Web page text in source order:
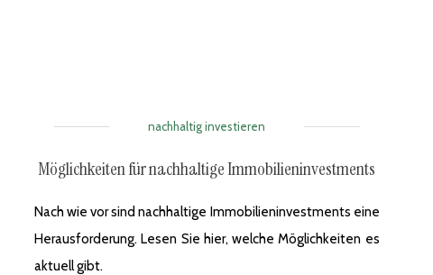
nachhaltig investieren
Möglichkeiten für nachhaltige Immobilieninvestments
Nach wie vor sind nachhaltige Immobilieninvestments eine
Herausforderung. Lesen Sie hier, welche Möglichkeiten es
aktuell gibt.